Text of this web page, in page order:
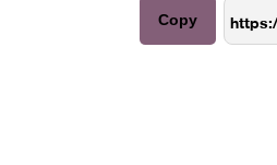
Copy